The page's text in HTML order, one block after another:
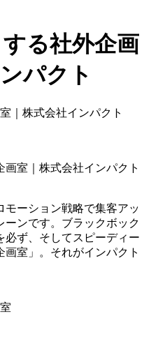
る社外企画
パクト
室｜株式会社インパクト
モーション戦略で集客アッ
ーンです。ブラックボック
必ず、そしてスピーディー
室」。それがインパクト